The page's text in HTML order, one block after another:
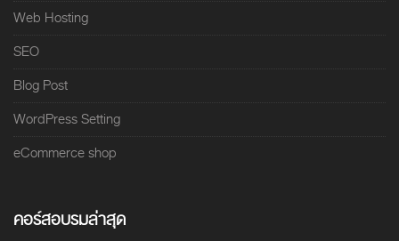
Web Hosting
SEO
Blog Post
WordPress Setting
eCommerce shop
คอร์สอบรมล่าสุด